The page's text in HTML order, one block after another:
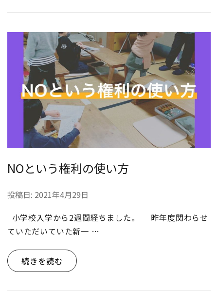
NOという権利の使い方
投稿日: 2021年4月29日
小学校入学から2週間経ちました。 昨年度関わらせ
ていただいていた新一 …
続きを読む